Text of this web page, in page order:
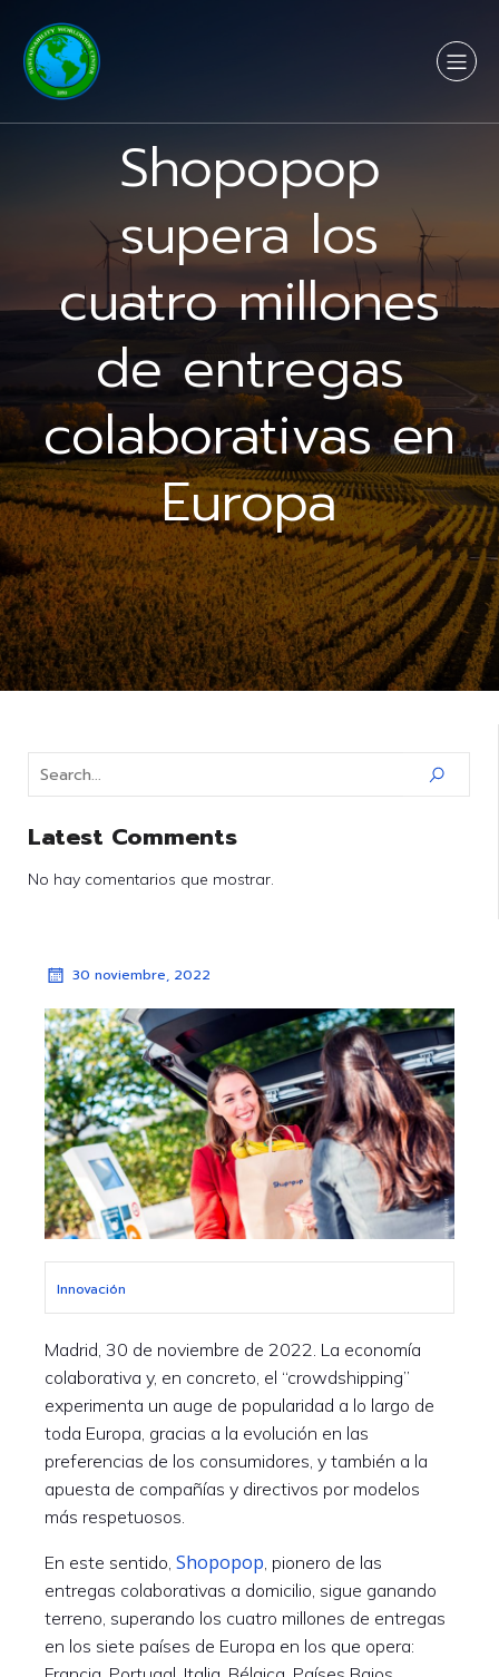
Shopopop
supera los
cuatro millones
de entregas
colaborativas en
Europa
Latest Comments
No hay comentarios que mostrar.
30 noviembre, 2022
Innovación
Madrid, 30 de noviembre de 2022. La economía
colaborativa y, en concreto, el “crowdshipping”
experimenta un auge de popularidad a lo largo de
toda Europa, gracias a la evolución en las
preferencias de los consumidores, y también a la
apuesta de compañías y directivos por modelos
más respetuosos.
En este sentido, Shopopop, pionero de las
entregas colaborativas a domicilio, sigue ganando
terreno, superando los cuatro millones de entregas
en los siete países de Europa en los que opera: